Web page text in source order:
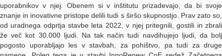
uporabnikov v njej. Obenem si v inštitutu prizadevajo, da bi svoje
znanje in inovativne pristope delili tudi s širšo skupnostjo. Prav zato so,
od uradnega odprtja stavbe leta 2022, v njej pritegnili, gostili in zbrali
že več kot 30.000 ljudi. Na tak način tudi navdihujejo ljudi, da bolj
pogosto uporabljajo les v stavbah, za pohištvo, pa tudi za druge